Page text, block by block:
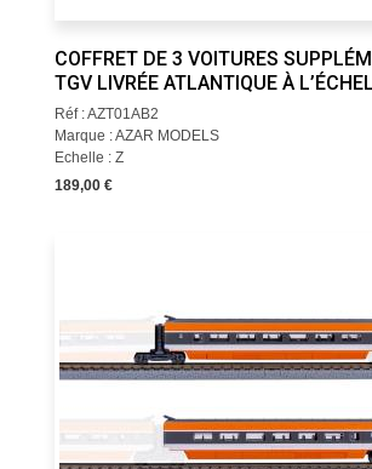
COFFRET DE 3 VOITURES
TGV LIVRÉE ATLANTIQUE À
Réf : AZT01AB2
Marque : AZAR MODELS
Echelle : Z
189,00 €